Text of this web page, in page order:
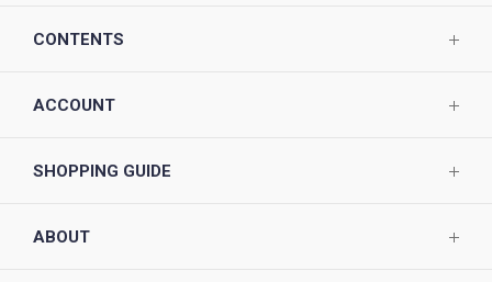
CONTENTS
ACCOUNT
SHOPPING GUIDE
ABOUT